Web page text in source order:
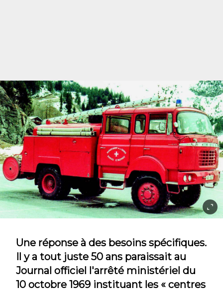
Une réponse à des besoins spécifiques.
Il y a tout juste 50 ans paraissait au
Journal officiel l'arrêté ministériel du
10 octobre 1969 instituant les « centres